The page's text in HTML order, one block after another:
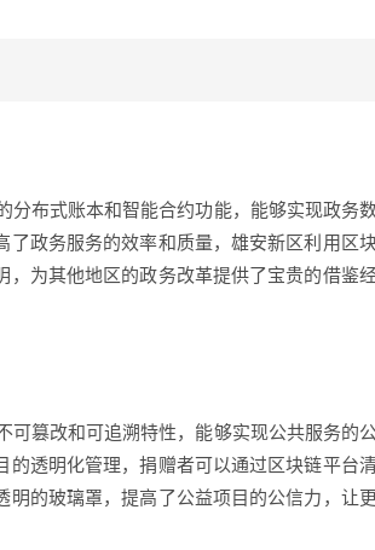
分布式账本和智能合约功能，能够实现政务
政务服务的效率和质量，雄安新区利用区
为其他地区的政务改革提供了宝贵的借鉴
可篡改和可追溯特性，能够实现公共服务的
透明化管理，捐赠者可以通过区块链平台
的玻璃罩，提高了公益项目的公信力，让更